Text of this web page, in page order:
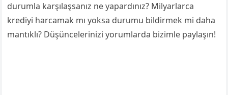
durumla karşılaşsanız ne yapardınız? Milyarlarca
krediyi harcamak mı yoksa durumu bildirmek mi daha
mantıklı? Düşüncelerinizi yorumlarda bizimle paylaşın!